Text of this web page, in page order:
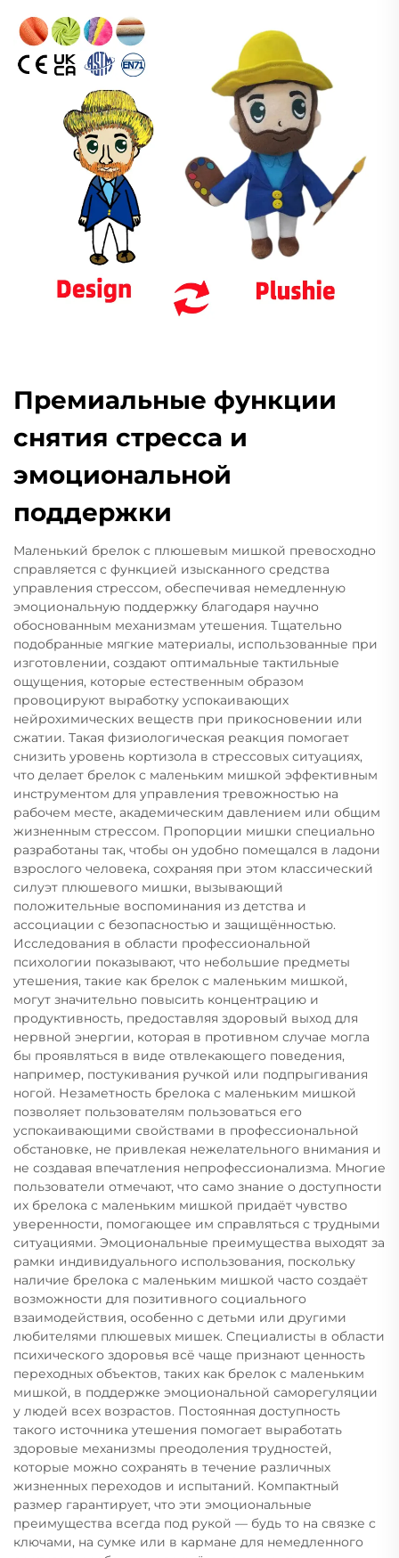
Премиальные функции
снятия стресса и
эмоциональной
поддержки
Маленький брелок с плюшевым мишкой превосходно
справляется с функцией изысканного средства
управления стрессом, обеспечивая немедленную
эмоциональную поддержку благодаря научно
обоснованным механизмам утешения. Тщательно
подобранные мягкие материалы, использованные при
изготовлении, создают оптимальные тактильные
ощущения, которые естественным образом
провоцируют выработку успокаивающих
нейрохимических веществ при прикосновении или
сжатии. Такая физиологическая реакция помогает
снизить уровень кортизола в стрессовых ситуациях,
что делает брелок с маленьким мишкой эффективным
инструментом для управления тревожностью на
рабочем месте, академическим давлением или общим
жизненным стрессом. Пропорции мишки специально
разработаны так, чтобы он удобно помещался в ладони
взрослого человека, сохраняя при этом классический
силуэт плюшевого мишки, вызывающий
положительные воспоминания из детства и
ассоциации с безопасностью и защищённостью.
Исследования в области профессиональной
психологии показывают, что небольшие предметы
утешения, такие как брелок с маленьким мишкой,
могут значительно повысить концентрацию и
продуктивность, предоставляя здоровый выход для
нервной энергии, которая в противном случае могла
бы проявляться в виде отвлекающего поведения,
например, постукивания ручкой или подпрыгивания
ногой. Незаметность брелока с маленьким мишкой
позволяет пользователям пользоваться его
успокаивающими свойствами в профессиональной
обстановке, не привлекая нежелательного внимания и
не создавая впечатления непрофессионализма. Многие
пользователи отмечают, что само знание о доступности
их брелока с маленьким мишкой придаёт чувство
уверенности, помогающее им справляться с трудными
ситуациями. Эмоциональные преимущества выходят за
рамки индивидуального использования, поскольку
наличие брелока с маленьким мишкой часто создаёт
возможности для позитивного социального
взаимодействия, особенно с детьми или другими
любителями плюшевых мишек. Специалисты в области
психического здоровья всё чаще признают ценность
переходных объектов, таких как брелок с маленьким
мишкой, в поддержке эмоциональной саморегуляции
у людей всех возрастов. Постоянная доступность
такого источника утешения помогает выработать
здоровые механизмы преодоления трудностей,
которые можно сохранять в течение различных
жизненных переходов и испытаний. Компактный
размер гарантирует, что эти эмоциональные
преимущества всегда под рукой — будь то на связке с
ключами, на сумке или в кармане для немедленного